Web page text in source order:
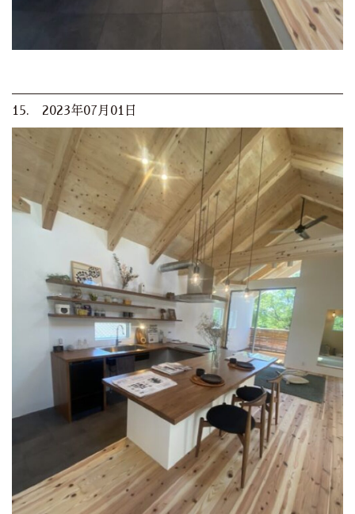
15. 2023年07月01日